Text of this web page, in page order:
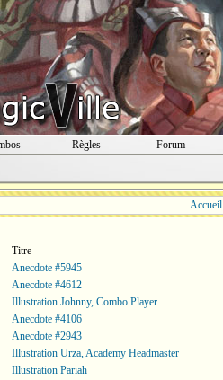
Règles Forum
Accueil
Titre
Anecdote #5945
Anecdote #4612
Illustration Johnny, Combo Player
Anecdote #4106
Anecdote #2943
Illustration Urza, Academy Headmaster
Illustration Pariah